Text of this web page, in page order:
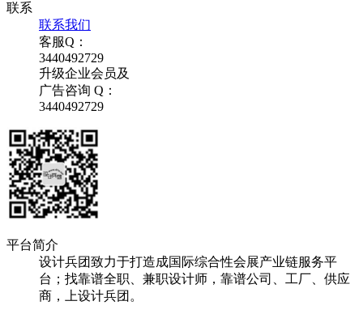
联系
联系我们
客服Q：
3440492729
升级企业会员及
广告咨询 Q：
3440492729
平台简介
设计兵团致力于打造成国际综合性会展产业链服务平
台；找靠谱全职、兼职设计师，靠谱公司、工厂、供应
商，上设计兵团。